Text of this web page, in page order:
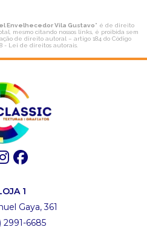
Envelhecedor Vila Gustavo" é de direito
mesmo citando nossos links, é proibida sem
de direito autoral – artigo 184 do Código
- Lei de direitos autorais
1
Gaya, 361
2991-6685